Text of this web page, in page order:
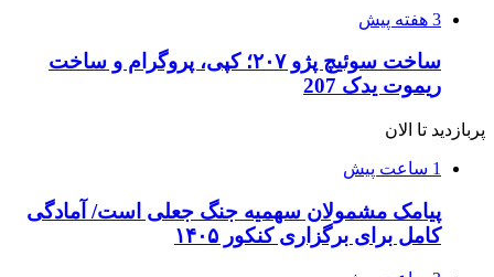
3 هفته پیش
ساخت سوئیچ پژو ۲۰۷؛ کپی، پروگرام و ساخت
ریموت یدک 207
پربازدید تا الان
1 ساعت پیش
پیامک مشمولان سهمیه جنگ جعلی است/ آمادگی
کامل برای برگزاری کنکور ۱۴۰۵